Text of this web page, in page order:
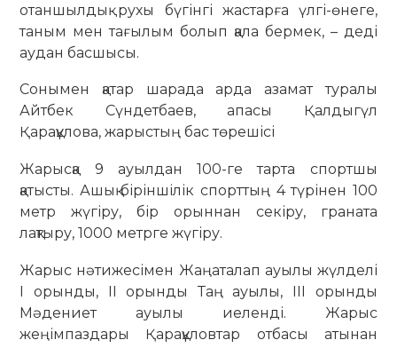
отаншылдық рухы бүгінгі жастарға үлгі-өнеге,
таным мен тағылым болып қала бермек, – деді
аудан басшысы.
Сонымен қатар шарада арда азамат туралы
Айтбек Сүндетбаев, апасы Қалдыгүл
Қарақұлова, жарыстың бас төрешісі
Жарысқа 9 ауылдан 100-ге тарта спортшы
қатысты. Ашық біріншілік спорттың 4 түрінен 100
метр жүгіру, бір орыннан секіру, граната
лақтыру, 1000 метрге жүгіру.
Жарыс нәтижесімен Жаңаталап ауылы жүлделі
І орынды, ІІ орынды Таң ауылы, ІІІ орынды
Мәдениет ауылы иеленді. Жарыс
жеңімпаздары Қарақұловтар отбасы атынан